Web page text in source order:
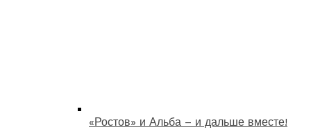
«Ростов» и Альба – и дальше вместе!